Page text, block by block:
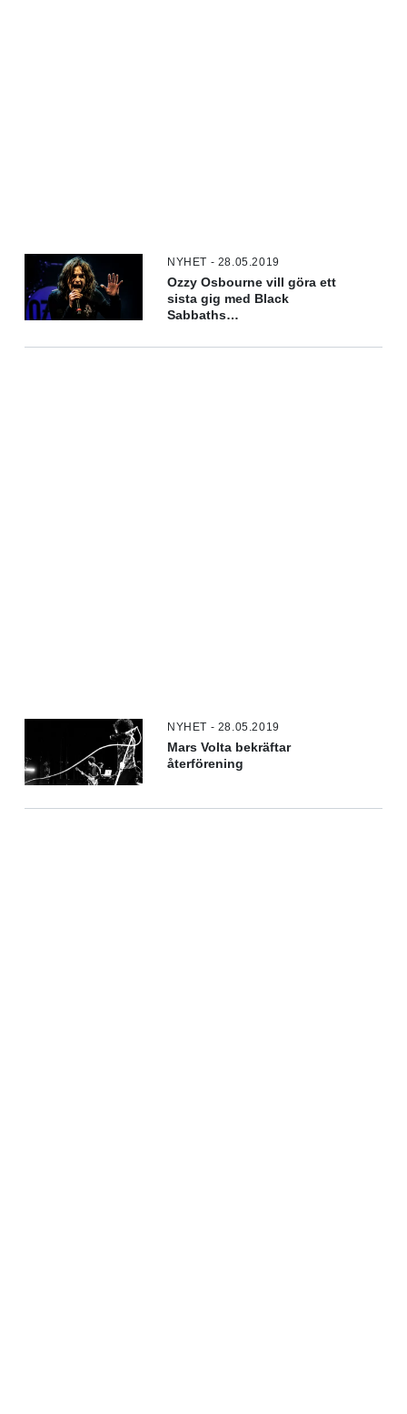
NYHET - 28.05.2019
Ozzy Osbourne vill göra ett
sista gig med Black
Sabbaths
NYHET - 28.05.2019
Mars Volta bekräftar
återförening